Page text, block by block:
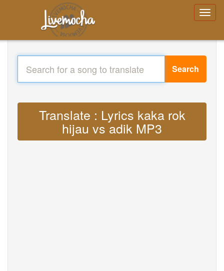
Search
Translate : Lyrics kaka rok
hijau vs adik MP3